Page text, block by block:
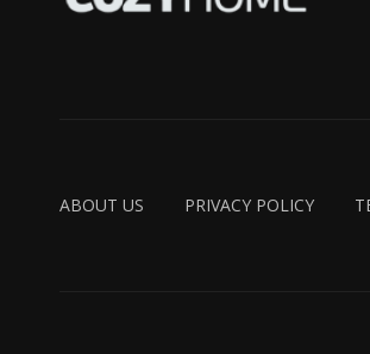
ABOUT US PRIVACY POLICY